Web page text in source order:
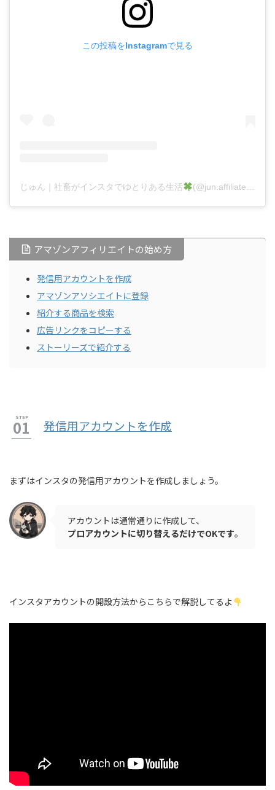
この投稿をInstagramで見る
じゅん｜社畜がインスタでゆとりある生活 (@jun.affiliate.fukugyo)がシェアした投稿
アマゾンアフィリエイトの始め方
発信用アカウントを作成
アマゾンアソシエイトに登録
紹介する商品を検索
広告リンクをコピーする
ストーリーズで紹介する
発信用アカウントを作成
まずはインスタの発信用アカウントを作成しましょう。
アカウントは通常通りに作成して、
プロアカウントに切り替えるだけでOKです。
インスタアカウントの開設方法からこちらで解説してるよ